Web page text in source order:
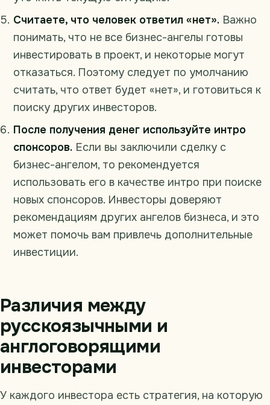
Считаете, что человек ответил «нет». Важно
понимать, что не все бизнес-ангелы готовы
инвестировать в проект, и некоторые могут
отказаться. Поэтому следует по умолчанию
считать, что ответ будет «нет», и готовиться к
поиску других инвесторов.
После получения денег используйте интро
спонсоров. Если вы заключили сделку с
бизнес-ангелом, то рекомендуется
использовать его в качестве интро при поиске
новых спонсоров. Инвесторы доверяют
рекомендациям других ангелов бизнеса, и это
может помочь вам привлечь дополнительные
инвестиции.
Различия между
русскоязычными и
англоговорящими
инвесторами
У каждого инвестора есть стратегия, на которую